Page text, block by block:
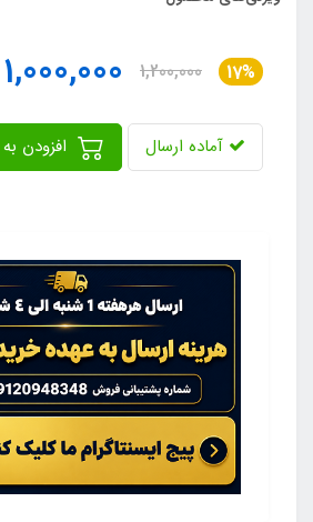
17%
1,200,000
1,000,000
آماده ارسال